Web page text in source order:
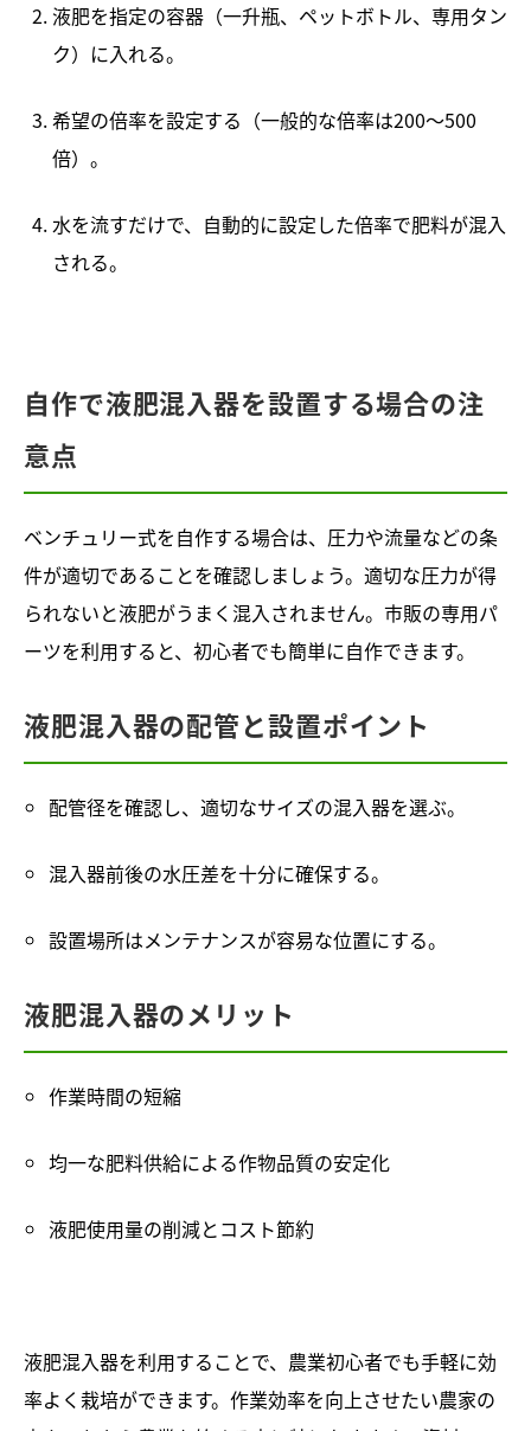
液肥を指定の容器（一升瓶、ペットボトル、専用タン
ク）に入れる。
希望の倍率を設定する（一般的な倍率は200～500
倍）。
水を流すだけで、自動的に設定した倍率で肥料が混入
される。
自作で液肥混入器を設置する場合の注
意点
ベンチュリー式を自作する場合は、圧力や流量などの条
件が適切であることを確認しましょう。適切な圧力が得
られないと液肥がうまく混入されません。市販の専用パ
ーツを利用すると、初心者でも簡単に自作できます。
液肥混入器の配管と設置ポイント
配管径を確認し、適切なサイズの混入器を選ぶ。
混入器前後の水圧差を十分に確保する。
設置場所はメンテナンスが容易な位置にする。
液肥混入器のメリット
作業時間の短縮
均一な肥料供給による作物品質の安定化
液肥使用量の削減とコスト節約
液肥混入器を利用することで、農業初心者でも手軽に効
率よく栽培ができます。作業効率を向上させたい農家の